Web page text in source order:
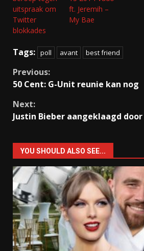
uitspraak om
Twitter
blokkades
ft. Jeremih –
My Bae
Tags: poll avant best friend
Continue
Previous:
50 Cent: G-Unit reunie kan nog
Next:
Justin Bieber aangeklaagd
YOU SHOULD ALSO SEE...